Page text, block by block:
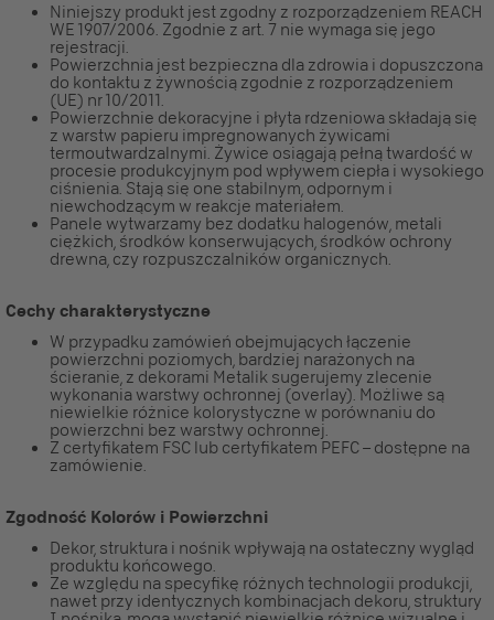
Niniejszy produkt jest zgodny z rozporządzeniem REACH
WE 1907/2006. Zgodnie z art. 7 nie wymaga się jego
rejestracji.
Powierzchnia jest bezpieczna dla zdrowia i dopuszczona
do kontaktu z żywnością zgodnie z rozporządzeniem
(UE) nr 10/2011.
Powierzchnie dekoracyjne i płyta rdzeniowa składają się
z warstw papieru impregnowanych żywicami
termoutwardzalnymi. Żywice osiągają pełną twardość w
procesie produkcyjnym pod wpływem ciepła i wysokiego
ciśnienia. Stają się one stabilnym, odpornym i
niewchodzącym w reakcje materiałem.
Panele wytwarzamy bez dodatku halogenów, metali
ciężkich, środków konserwujących, środków ochrony
drewna, czy rozpuszczalników organicznych.
Cechy charakterystyczne
W przypadku zamówień obejmujących łączenie
powierzchni poziomych, bardziej narażonych na
ścieranie, z dekorami Metalik sugerujemy zlecenie
wykonania warstwy ochronnej (overlay). Możliwe są
niewielkie różnice kolorystyczne w porównaniu do
powierzchni bez warstwy ochronnej.
Z certyfikatem FSC lub certyfikatem PEFC – dostępne na
zamówienie.
Zgodność Kolorów i Powierzchni
Dekor, struktura i nośnik wpływają na ostateczny wygląd
produktu końcowego.
Ze względu na specyfikę różnych technologii produkcji,
nawet przy identycznych kombinacjach dekoru, struktury